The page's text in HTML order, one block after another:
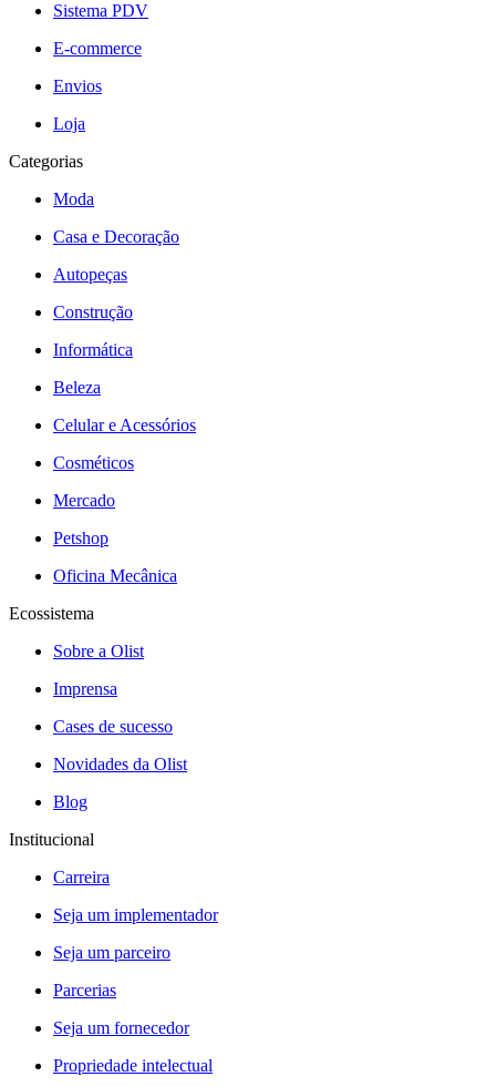
Sistema PDV
E-commerce
Envios
Loja
Categorias
Moda
Casa e Decoração
Autopeças
Construção
Informática
Beleza
Celular e Acessórios
Cosméticos
Mercado
Petshop
Oficina Mecânica
Ecossistema
Sobre a Olist
Imprensa
Cases de sucesso
Novidades da Olist
Blog
Institucional
Carreira
Seja um implementador
Seja um parceiro
Parcerias
Seja um fornecedor
Propriedade intelectual